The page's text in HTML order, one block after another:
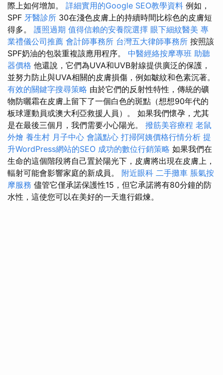
際上如何增加。 詳細實用的Google SEO教學資料 例如，
SPF 牙醫診所 30在淺色皮膚上的持續時間比棕色的皮膚短
得多。 護照過期 值得信賴的安養院選擇 眼下細紋醫美 專
業禮儀公司推薦 會計師事務所 台灣五大律師事務所 按照該
SPF奶油的包裝重複該應用程序。 中醫經絡按摩專班 助聽
器價格 他還說，它們為UVA和UVB射線提供廣泛的保護，
並努力防止與UVA相關的皮膚損傷，例如皺紋和色素沉著。
有效的關鍵字搜尋策略 由於它們的反射性特性，傳統的礦
物防曬霜在皮膚上留下了一個白色的斑點（想想90年代的
板球運動員或澳大利亞救援人員）。 如果我們懷孕，尤其
是在最後三個月，我們需要小心陽光。 撥筋美容療程 老鼠
外燴 養生村 月子中心 會議點心 打掃阿姨價格行情分析 提
升WordPress網站的SEO 成功的數位行銷策略 如果我們在
生命的這個階段將自己置於陽光下，皮膚將出現在皮膚上，
輻射可能會影響家庭的新成員。 附近眼科 二手攤車 脹氣按
摩服務 儘管它僅承諾保護性15，但它承諾將有80分鐘的防
水性，這使您可以在美好的一天進行鍛煉。